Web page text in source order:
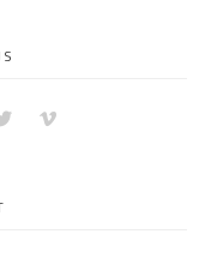
TwitterVimeo